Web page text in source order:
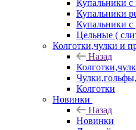
Купальники
Купальники
Купальники с
Цельные (
Колготки,чулки и
Назад
Колготки
Новинки
Назад
Новинки